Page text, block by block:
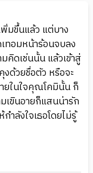
มขึ้นแล้ว แต่บาง
ทอมหน้าร้อนจบลง
คิดเช่นนั้น แล้วเข้าสู่
งด้วยชื่อตัว หรือจะ
ยในใจคุณโคมินั้น ก็
เขินอายก็แสนน่ารัก
ำลังใจเธอโดยไม่รู้